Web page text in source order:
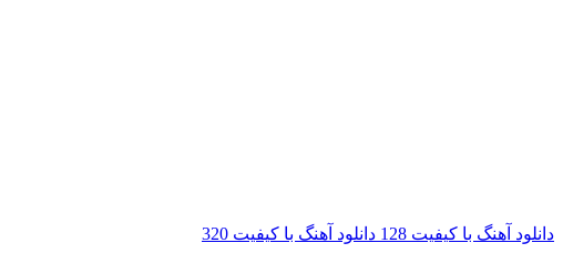
دانلود آهنگ با کیفیت 128 دانلود آهنگ با کیفیت 320